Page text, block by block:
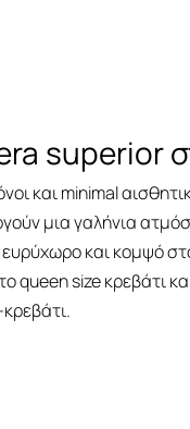
superior
και minimal
μια γαλήνια
και κομψό
queen size κρεβάτι